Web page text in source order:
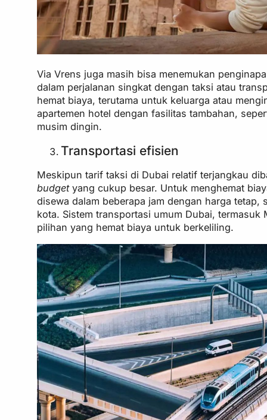
Via Vrens juga masih bisa menemukan
dalam perjalanan singkat dengan taksi atau
hemat biaya, terutama untuk keluarga atau
apartemen hotel dengan fasilitas tambahan,
musim dingin.
Transportasi efisien
Meskipun tarif taksi di Dubai relatif terjangkau
budgetyang cukup besar. Untuk menghemat
disewa dalam beberapa jam dengan harga
kota. Sistem transportasi umum Dubai,
pilihan yang hemat biaya untuk berkeliling.